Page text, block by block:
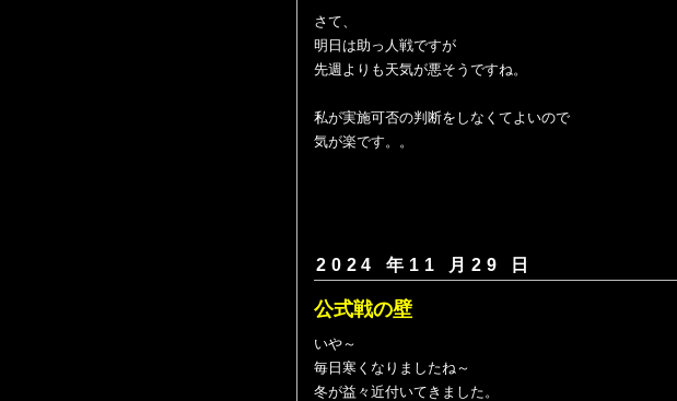
さて、
明日は助っ人戦ですが
先週よりも天気が悪そうですね。
私が実施可否の判断をしなくてよいので
気が楽です。。
2024 年11 月29 日
公式戦の壁
いや～
毎日寒くなりましたね～
冬が益々近付いてきました。